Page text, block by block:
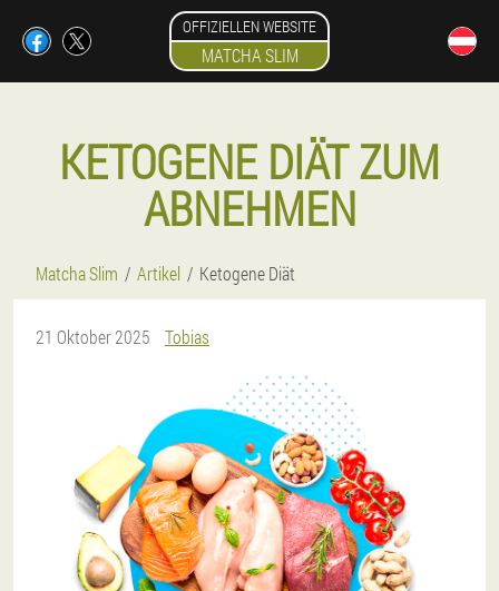
OFFIZIELLEN WEBSITE
MATCHA SLIM
KETOGENE DIÄT ZUM
ABNEHMEN
Matcha Slim Artikel Ketogene Diät
21 Oktober 2025 Tobias